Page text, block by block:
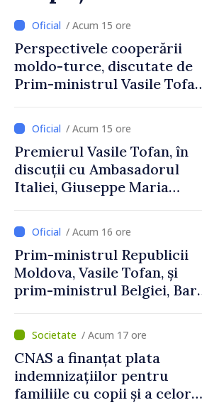
/ Acum 12 ore
Forumul Diasporei //
Republica Moldova,
promovată în Elveția prin
exporturi
/ Acum 15 ore
Premierul Vasile Tofan, în
discuții cu Ambasadorul
Italiei, Giuseppe Maria
/ Acum 16 ore
Prim-ministrul Republicii
Moldova, Vasile Tofan, și
prim-ministrul Belgiei,
despre parcursul european
al Republicii Moldova.
/ Acum 17 ore
CNAS a finanțat plata
indemnizațiilor pentru
familiile cu copii și a celor